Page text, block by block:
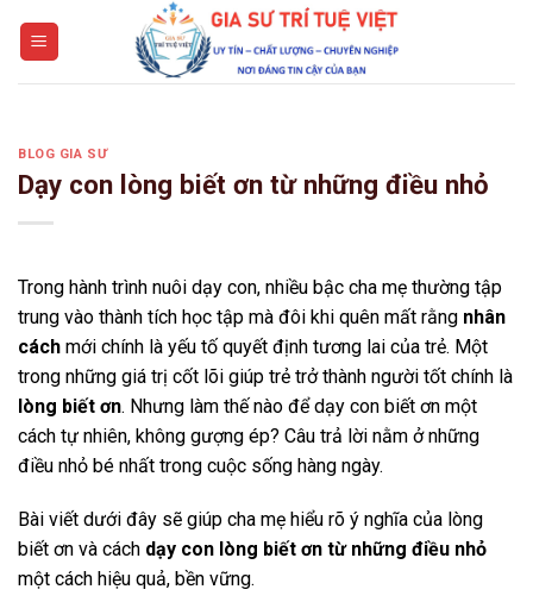
BLOG GIA SƯ
Dạy con lòng biết ơn từ những điều nhỏ
Trong hành trình nuôi dạy con, nhiều bậc cha mẹ thường tập
trung vào thành tích học tập mà đôi khi quên mất rằng nhân
cách mới chính là yếu tố quyết định tương lai của trẻ. Một
trong những giá trị cốt lõi giúp trẻ trở thành người tốt chính là
lòng biết ơn. Nhưng làm thế nào để dạy con biết ơn một
cách tự nhiên, không gượng ép? Câu trả lời nằm ở những
điều nhỏ bé nhất trong cuộc sống hàng ngày.
Bài viết dưới đây sẽ giúp cha mẹ hiểu rõ ý nghĩa của lòng
biết ơn và cách dạy con lòng biết ơn từ những điều nhỏ
một cách hiệu quả, bền vững.